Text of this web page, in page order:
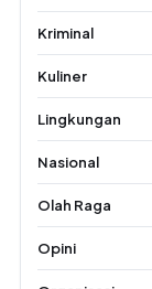
Kriminal
Kuliner
Lingkungan
Nasional
Olah Raga
Opini